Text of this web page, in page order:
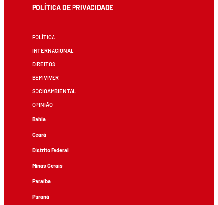
POLÍTICA DE PRIVACIDADE
POLÍTICA
INTERNACIONAL
DIREITOS
BEM VIVER
SOCIOAMBIENTAL
OPINIÃO
Bahia
Ceará
Distrito Federal
Minas Gerais
Paraíba
Paraná